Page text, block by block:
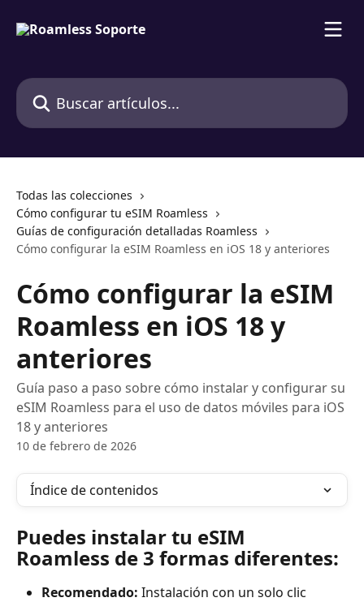
Buscar artículos...
Todas las colecciones
Cómo configurar tu eSIM Roamless
Guías de configuración detalladas Roamless
Cómo configurar la eSIM Roamless en iOS 18 y anteriores
Cómo configurar la eSIM
Roamless en iOS 18 y
anteriores
Guía paso a paso sobre cómo instalar y configurar su
eSIM Roamless para el uso de datos móviles para iOS
18 y anteriores
10 de febrero de 2026
Índice de contenidos
Puedes instalar tu eSIM
Roamless de 3 formas diferentes:
Recomendado: Instalación con un solo clic